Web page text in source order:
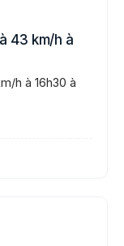
43 km/h à
h à 16h30 à